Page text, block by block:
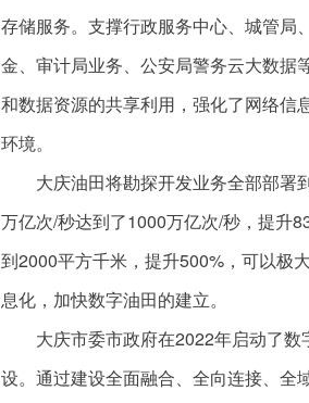
存储服务。支撑行政服务中心、城管局
金、审计局业务、公安局警务云大数据
和数据资源的共享利用，强化了网络信
环境。
大庆油田将勘探开发业务全部部署
万亿次/秒达到了1000万亿次/秒，提升
到2000平方千米，提升500%，可以极
息化，加快数字油田的建立。
大庆市委市政府在2022年启动了数
设。通过建设全面融合、全向连接、全